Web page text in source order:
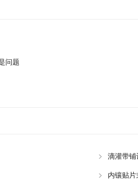
问题
滴灌带铺
内镶贴